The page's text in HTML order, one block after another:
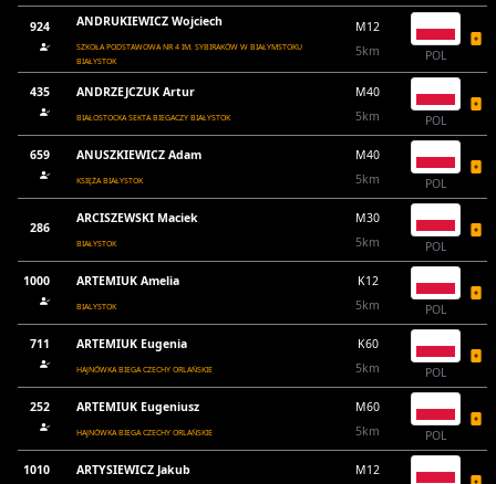
924 ANDRUKIEWICZ Wojciech
SZKOŁA PODSTAWOWA NR 4 IM. SYBIRAKÓW W BIAŁYMSTOKU
BIAŁYSTOK
M12
5km
POL
435 ANDRZEJCZUK Artur
BIAŁOSTOCKA SEKTA BIEGACZY BIAŁYSTOK
M40
5km
POL
659 ANUSZKIEWICZ Adam
KSIĘŻA BIAŁYSTOK
M40
5km
POL
286
ARCISZEWSKI Maciek
BIAŁYSTOK
M30
5km
POL
1000 ARTEMIUK Amelia
BIALYSTOK
K12
5km
POL
711 ARTEMIUK Eugenia
HAJNÓWKA BIEGA CZECHY ORLAŃSKIE
K60
5km
POL
252 ARTEMIUK Eugeniusz
HAJNÓWKA BIEGA CZECHY ORLAŃSKIE
M60
5km
POL
1010 ARTYSIEWICZ Jakub
M12